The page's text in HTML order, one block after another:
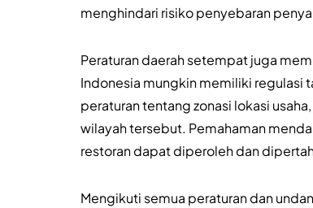
menghindari risiko penyebaran
Peraturan daerah setempat juga
Indonesia mungkin memiliki regulasi
peraturan tentang zonasi lokasi
wilayah tersebut. Pemahaman
restoran dapat diperoleh dan
Mengikuti semua peraturan dan